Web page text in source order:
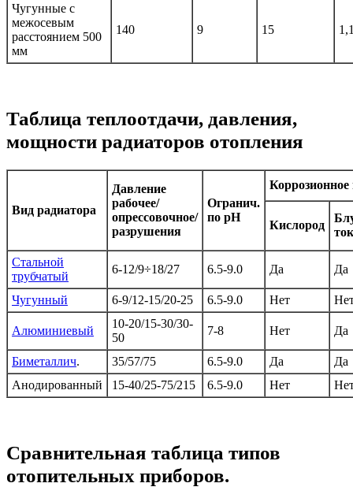
Чугунные с
межосевым
расстоянием 500
мм
140 9 15
Таблица теплоотдачи, давления,
мощности радиаторов отопления
Вид радиатора
Давление
рабочее/
опрессовочное/
разрушения
Огранич.
по рН
Коррозионное
Кислород
Стальной
трубчатый
6-12/9÷18/27 6.5-9.0 Да Да
Чугунный 6-9/12-15/20-25 6.5-9.0 Нет
Алюминиевый
10-20/15-30/30-
50
7-8 Нет Да
Биметаллич. 35/57/75 6.5-9.0 Да
Да
Анодированный
15-40/25-75/215 6.5-9.0 Нет
Сравнительная таблица типов
отопительных приборов.